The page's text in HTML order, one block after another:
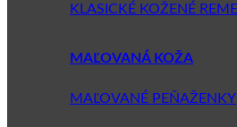
KLASICKÉ KOŽENÉ
MAĽOVANÁ KOŽA
MAĽOVANÉ PEŇAŽENKY